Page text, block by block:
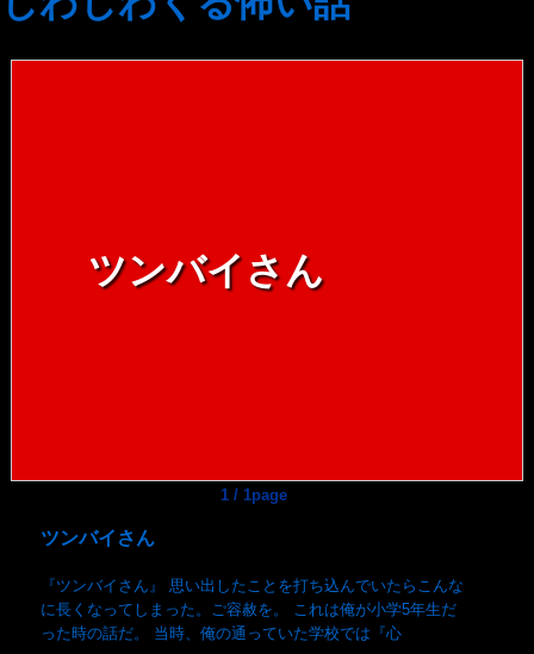
ツンバイさん
1 / 1page
ツンバイさん
『ツンバイさん』 思い出したことを打ち込んでいたらこんな
に長くなってしまった。ご容赦を。 これは俺が小学5年生だ
った時の話だ。 当時、俺の通っていた学校では『心